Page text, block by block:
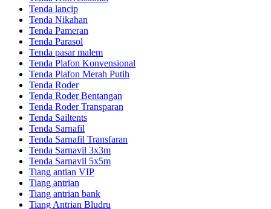
Tenda lancip
Tenda Nikahan
Tenda Pameran
Tenda Parasol
Tenda pasar malem
Tenda Plafon Konvensional
Tenda Plafon Merah Putih
Tenda Roder
Tenda Roder Bentangan
Tenda Roder Transparan
Tenda Sailtents
Tenda Sarnafil
Tenda Sarnafil Transfaran
Tenda Sarnavil 3x3m
Tenda Sarnavil 5x5m
Tiang antian VIP
Tiang antrian
Tiang antrian bank
Tiang Antrian Bludru